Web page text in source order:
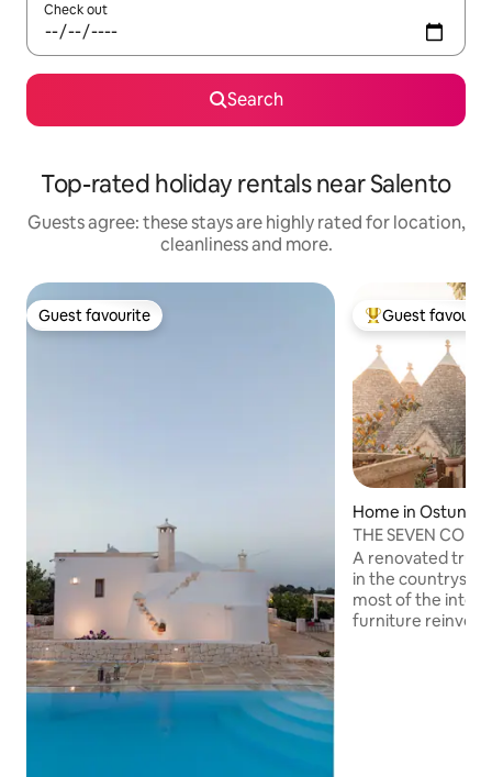
Check out
Search
Top-rated holiday rentals near Salento
Guests agree: these stays are highly rated for location,
cleanliness and more.
Guest favourite
Guest favourite Top guest
Guest
Home in Ostuni
THE SEVEN
A renovated
in the
most of the
furniture